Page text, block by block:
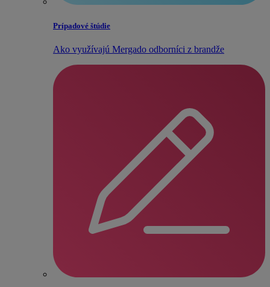
Prípadové štúdie
Ako využívajú Mergado odborníci z brandže